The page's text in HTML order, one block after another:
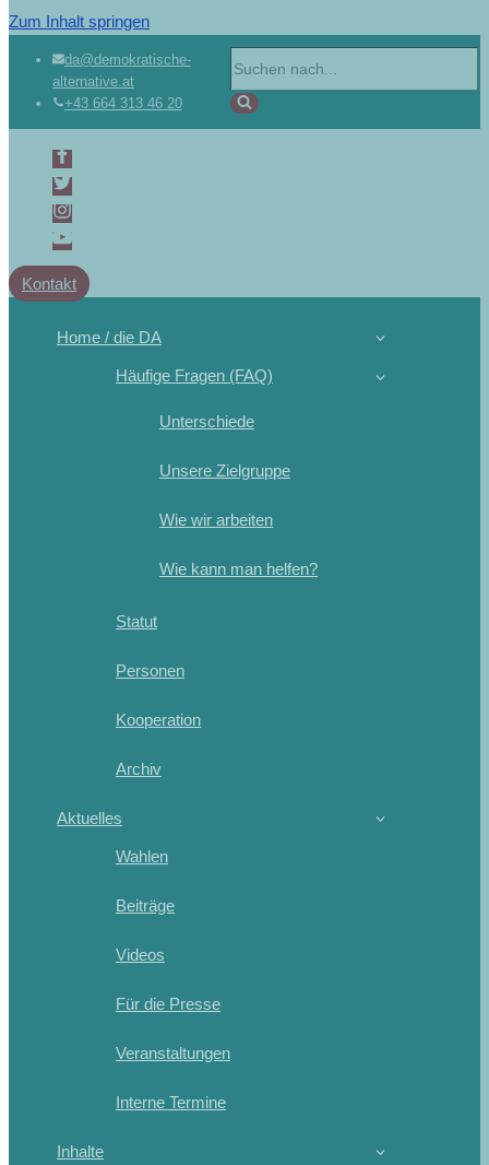
Zum Inhalt springen
da@demokratische-
alternative.at
+43 664 313 46 20
Kontakt
Home / die DA
Häufige Fragen (FAQ)
Unterschiede
Unsere Zielgruppe
Wie wir arbeiten
Wie kann man helfen?
Statut
Personen
Kooperation
Archiv
Aktuelles
Wahlen
Beiträge
Videos
Für die Presse
Veranstaltungen
Interne Termine
Inhalte